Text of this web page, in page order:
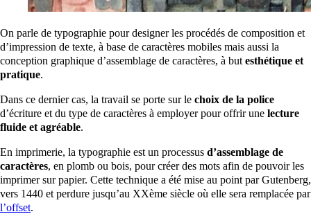
On parle de typographie pour designer les procédés de composition et
d’impression de texte, à base de caractères mobiles mais aussi la
conception graphique d’assemblage de caractères, à but esthétique et
pratique.
Dans ce dernier cas, la travail se porte sur le choix de la police
d’écriture et du type de caractères à employer pour offrir une lecture
fluide et agréable.
En imprimerie, la typographie est un processus d’assemblage de
caractères, en plomb ou bois, pour créer des mots afin de pouvoir les
imprimer sur papier. Cette technique a été mise au point par Gutenberg,
vers 1440 et perdure jusqu’au XXème siècle où elle sera remplacée par
l’offset.